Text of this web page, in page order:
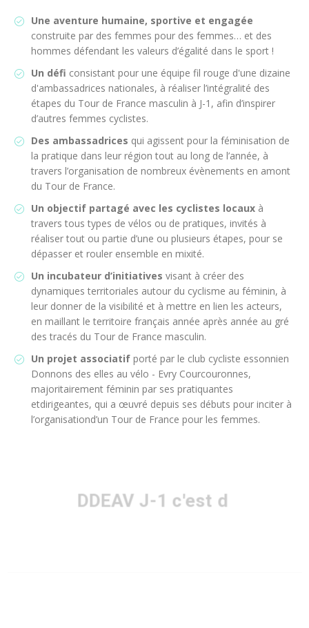
Une aventure humaine, sportive et engagée
construite par des femmes pour des femmes… et des
hommes défendant les valeurs d’égalité dans le sport !
Un défi consistant pour une équipe fil rouge d'une dizaine
d'ambassadrices nationales, à réaliser l’intégralité des
étapes du Tour de France masculin à J-1, afin d’inspirer
d’autres femmes cyclistes.
Des ambassadrices qui agissent pour la féminisation de
la pratique dans leur région tout au long de l’année, à
travers l’organisation de nombreux évènements en amont
du Tour de France.
Un objectif partagé avec les cyclistes locaux à
travers tous types de vélos ou de pratiques, invités à
réaliser tout ou partie d’une ou plusieurs étapes, pour se
dépasser et rouler ensemble en mixité.
Un incubateur d’initiatives visant à créer des
dynamiques territoriales autour du cyclisme au féminin, à
leur donner de la visibilité et à mettre en lien les acteurs,
en maillant le territoire français année après année au gré
des tracés du Tour de France masculin.
Un projet associatif porté par le club cycliste essonnien
Donnons des elles au vélo - Evry Courcouronnes,
majoritairement féminin par ses pratiquantes
etdirigeantes, qui a œuvré depuis ses débuts pour inciter à
l’organisationd’un Tour de France pour les femmes.
DDEAV J-1 c'est
du sport au
fémin|